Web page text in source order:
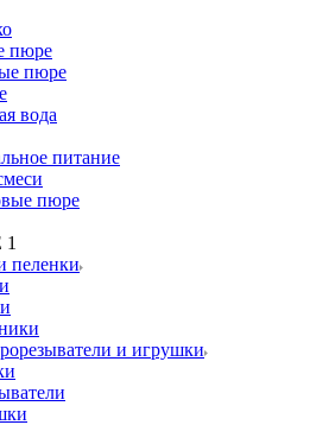
пюре
пюре
вода
питание
пюре
пеленки
и игрушки